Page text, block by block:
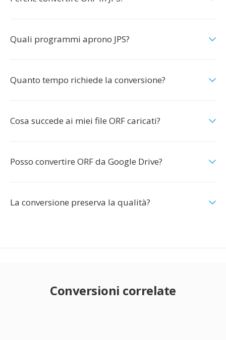
Quali programmi aprono JPS?
Quanto tempo richiede la conversione?
Cosa succede ai miei file ORF caricati?
Posso convertire ORF da Google Drive?
La conversione preserva la qualità?
Conversioni correlate